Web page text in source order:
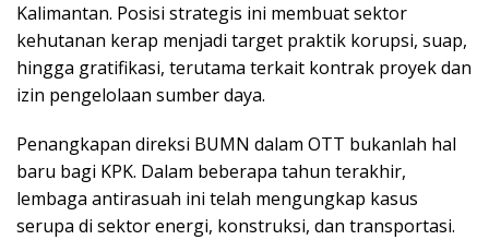
Kalimantan. Posisi strategis ini membuat sektor
kehutanan kerap menjadi target praktik korupsi, suap,
hingga gratifikasi, terutama terkait kontrak proyek dan
izin pengelolaan sumber daya.
Penangkapan direksi BUMN dalam OTT bukanlah hal
baru bagi KPK. Dalam beberapa tahun terakhir,
lembaga antirasuah ini telah mengungkap kasus
serupa di sektor energi, konstruksi, dan transportasi.